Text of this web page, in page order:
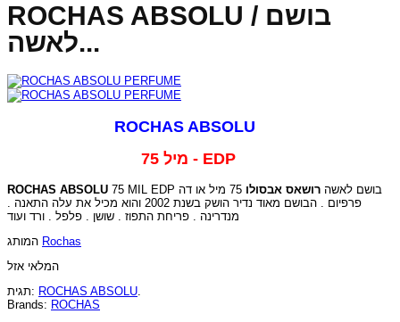
ROCHAS ABSOLU / בושם
לאשה...
ROCHAS ABSOLU
75 מיל - EDP
ROCHAS ABSOLU 75 MIL EDP בושם לאשה רושאס אבסולו
75 מיל או דה
פרפיום . הבושם מאוד נדיר הושק בשנת 2002 והוא מכיל את עלה התאנה .
Rochas
המלאי אזל
תגית: ROCHAS ABSOLU.
Brands: ROCHAS